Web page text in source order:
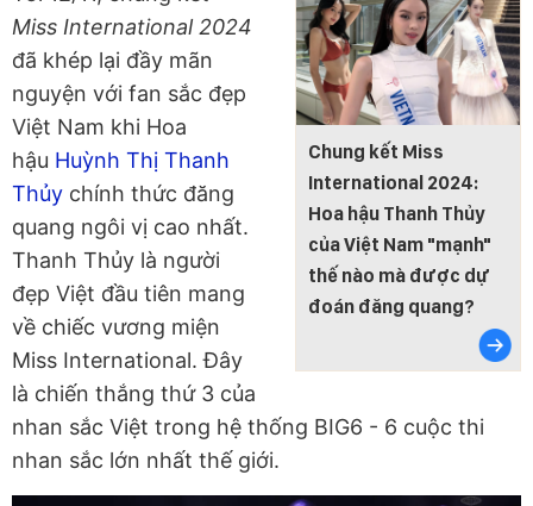
Chung kết Miss
International 2024:
Hoa hậu Thanh Thủy
của Việt Nam "mạnh"
thế nào mà được dự
đoán đăng quang?
Miss International 2024
đã khép lại đầy mãn
nguyện với fan sắc đẹp
Việt Nam khi Hoa
hậu Huỳnh Thị Thanh
Thủy chính thức đăng
quang ngôi vị cao nhất.
Thanh Thủy là người
đẹp Việt đầu tiên mang
về chiếc vương miện
Miss International. Đây
là chiến thắng thứ 3 của
nhan sắc Việt trong hệ thống BIG6 - 6 cuộc thi
nhan sắc lớn nhất thế giới.